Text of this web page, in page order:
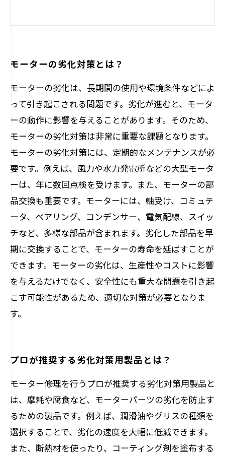
モーターの劣化対策とは？
モーターの劣化は、長期間の使用や環境条件などによ
って引き起こされる問題です。劣化が進むと、モータ
ーの動作に影響を与えることがあります。そのため、
モーターの劣化対策は非常に重要な課題となります。
モーターの劣化対策には、定期的なメンテナンスが必
要です。例えば、風力や水力発電所などの大型モータ
ーは、年に数回点検を受けます。また、モーターの部
品交換も重要です。モーターには、軸受け、コミュテ
ータ、ベアリング、コンデンサー、電気配線、スイッ
チなど、多様な部品が含まれます。劣化した部品を早
期に交換することで、モーターの寿命を延ばすことが
できます。モーターの劣化は、生産性やコストに影響
を与えるだけでなく、安全性にも重大な問題を引き起
こす可能性があるため、適切な対策が必要となりま
す。
プロが推奨する劣化対策用製品とは？
モーター修理を行うプロが推奨する劣化対策用製品と
は、摩耗や腐食など、モーターパーツの劣化を防止す
るための製品です。例えば、潤滑油やグリスの種類を
選択することで、劣化の速度を大幅に低減できます。
また、断熱材を使ったり、コーティング剤を塗布する